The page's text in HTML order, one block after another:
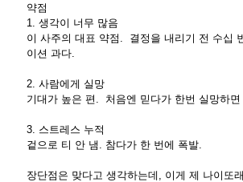
약점
1. 생각이 너무 많음
이 사주의 대표 약점. 결정을 내리기 전 수십
이션 과다.
2. 사람에게 실망
기대가 높은 편. 처음엔 믿다가 한번 실망하면
3. 스트레스 누적
겉으로 티 안 냄. 참다가 한 번에 폭발.
장단점은 맞다고 생각하는데, 이게 제 나이또